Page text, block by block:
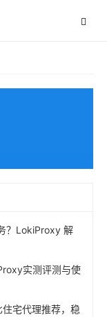
？LokiProxy 解
实测评测与使
宅代理推荐，稳